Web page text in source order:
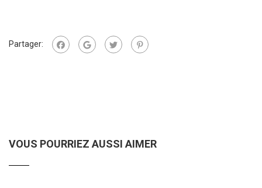
Partager:
VOUS POURRIEZ AUSSI AIMER